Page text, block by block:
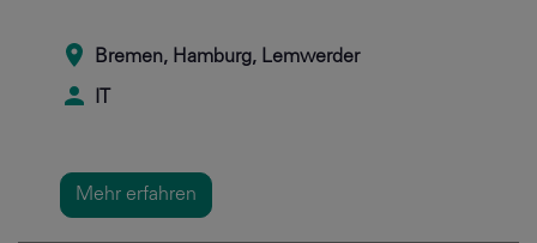
Bremen, Hamburg, Lemwerder
Mehr erfahren